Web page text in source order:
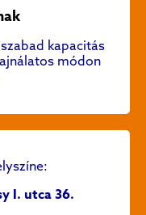
kapacitás
módon
I. utca 36.